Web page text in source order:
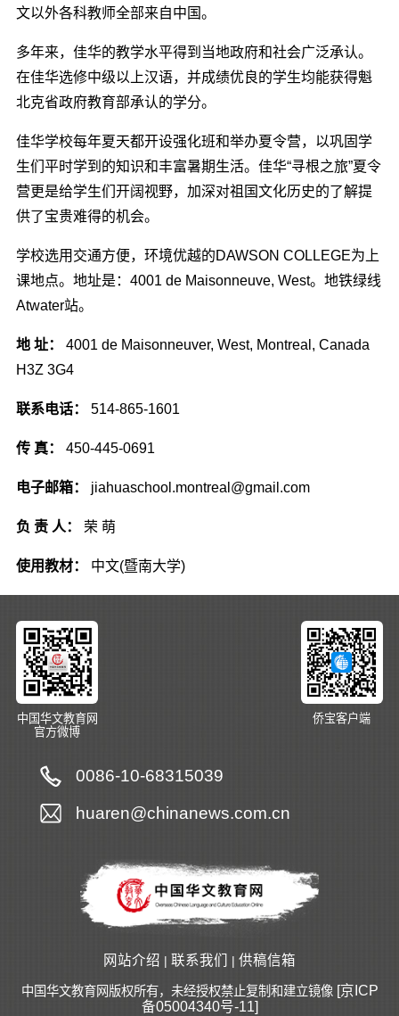
文以外各科教师全部来自中国。
多年来，佳华的教学水平得到当地政府和社会广泛承认。
在佳华选修中级以上汉语，并成绩优良的学生均能获得魁
北克省政府教育部承认的学分。
佳华学校每年夏天都开设强化班和举办夏令营，以巩固学
生们平时学到的知识和丰富暑期生活。佳华“寻根之旅”夏令
营更是给学生们开阔视野，加深对祖国文化历史的了解提
供了宝贵难得的机会。
学校选用交通方便，环境优越的DAWSON COLLEGE为上
课地点。地址是：4001 de Maisonneuve, West。地铁绿线
Atwater站。
地 址：
4001 de Maisonneuver, West, Montreal, Canada
H3Z 3G4
联系电话： 514-865-1601
传 真： 450-445-0691
电子邮箱： jiahuaschool.montreal@gmail.com
负 责 人： 荣 萌
使用教材： 中文(暨南大学)
中国华文教育网
官方微博
侨宝客户端
0086-10-68315039
huaren@chinanews.com.cn
网站介绍 | 联系我们 | 供稿信箱
中国华文教育网版权所有，未经授权禁止复制和建立镜像 [京ICP
备05004340号-11]